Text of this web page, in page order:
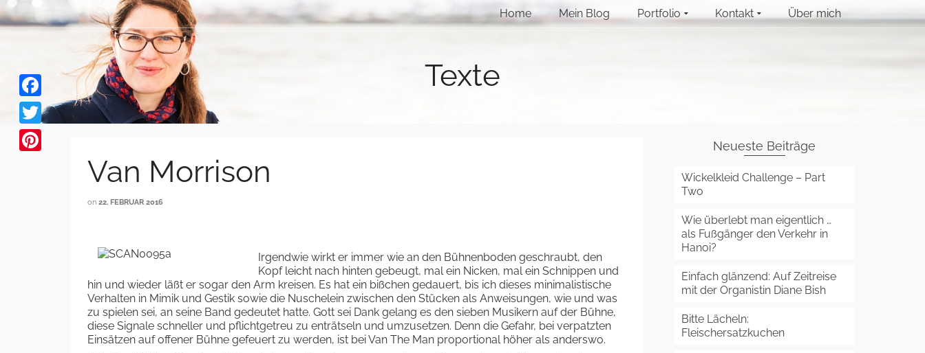
Home Mein Blog Portfolio Kontakt Über mich
Texte
Van Morrison
on 22. FEBRUAR 2016
Irgendwie wirkt er immer wie an den Bühnenboden geschraubt, den
Kopf leicht nach hinten gebeugt, mal ein Nicken, mal ein Schnippen und
hin und wieder läßt er sogar den Arm kreisen. Es hat ein bißchen gedauert, bis ich dieses minimalistische
Verhalten in Mimik und Gestik sowie die Nuschelein zwischen den Stücken als Anweisungen, wie und was
zu spielen sei, an seine Band gedeutet hatte. Gott sei Dank gelang es den sieben Musikern auf der Bühne,
diese Signale schneller und pflichtgetreu zu enträtseln und umzusetzen. Denn die Gefahr, bei verpatzten
Einsätzen auf offener Bühne gefeuert zu werden, ist bei Van The Man proportional höher als anderswo.
Neueste Beiträge
Wickelkleid Challenge – Part
Two
Wie überlebt man eigentlich …
als Fußgänger den Verkehr in
Hanoi?
Einfach glänzend: Auf Zeitreise
mit der Organistin Diane Bish
Bitte Lächeln:
Fleischersatzkuchen
Facebook
Twitter